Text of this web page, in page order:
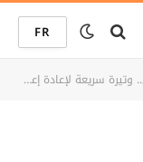
FR
لإعادة إعمار المنازل المتضررة جراء زلزال الحوز